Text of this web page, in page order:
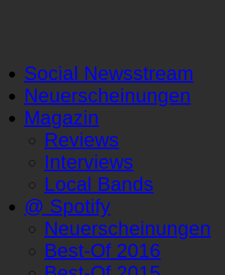
Social Newsstream
Neuerscheinungen
Magazin
Reviews
Interviews
Local Bands
@ Spotify
Neuerscheinungen
Best-Of 2016